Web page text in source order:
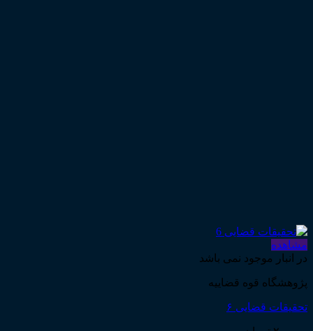
مشاهده
در انبار موجود نمی باشد
پژوهشگاه قوه قضاییه
تحقیقات قضایی ۶